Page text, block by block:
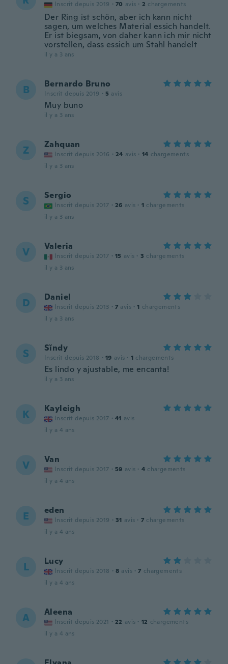
Inscrit depuis 2019 · 70 avis · 2 chargements
Der Ring ist schön, aber ich kann nicht
sagen, um welches Material essich handelt.
Er ist biegsam, von daher kann ich mir nicht
vorstellen, dass essich um Stahl handelt
il y a 3 ans
B Bernardo Bruno
Inscrit depuis 2019 · 5 avis
Muy buno
il y a 3 ans
Z Zahquan
Inscrit depuis 2016 · 24 avis · 14 chargements
il y a 3 ans
S Sergio
Inscrit depuis 2017 · 26 avis · 1 chargements
il y a 3 ans
V Valeria
Inscrit depuis 2017 · 15 avis · 3 chargements
il y a 3 ans
D Daniel
Inscrit depuis 2013 · 7 avis · 1 chargements
il y a 3 ans
S Sĭndy
Inscrit depuis 2018 · 19 avis · 1 chargements
Es lindo y ajustable, me encanta!
il y a 3 ans
K Kayleigh
Inscrit depuis 2017 · 41 avis
il y a 4 ans
V Van
Inscrit depuis 2017 · 59 avis · 4 chargements
il y a 4 ans
E eden
Inscrit depuis 2019 · 31 avis · 7 chargements
il y a 4 ans
L Lucy
Inscrit depuis 2018 · 8 avis · 7 chargements
il y a 4 ans
A Aleena
Inscrit depuis 2021 · 22 avis · 12 chargements
il y a 4 ans